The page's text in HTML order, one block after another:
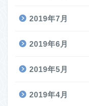
2019年7月
2019年6月
2019年5月
2019年4月